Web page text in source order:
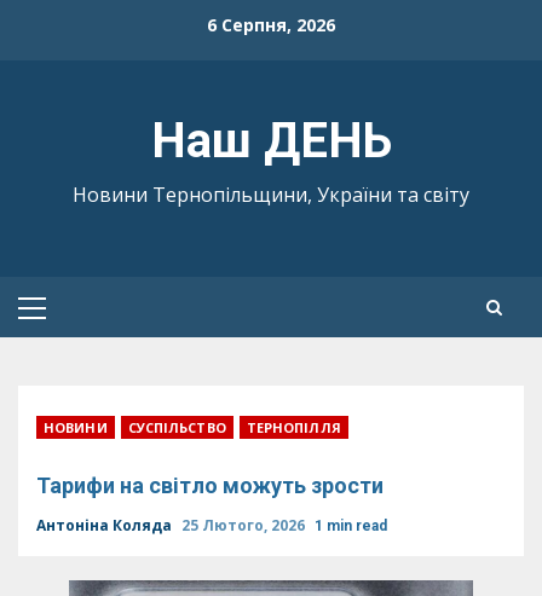
6 Серпня, 2026
Наш ДЕНЬ
Новини Тернопільщини, України та світу
Primary
НОВИНИ СУСПІЛЬСТВО ТЕРНОПІЛЛЯ
Тарифи на світло можуть зрости
Антоніна Коляда 25 Лютого, 2026 1 min read